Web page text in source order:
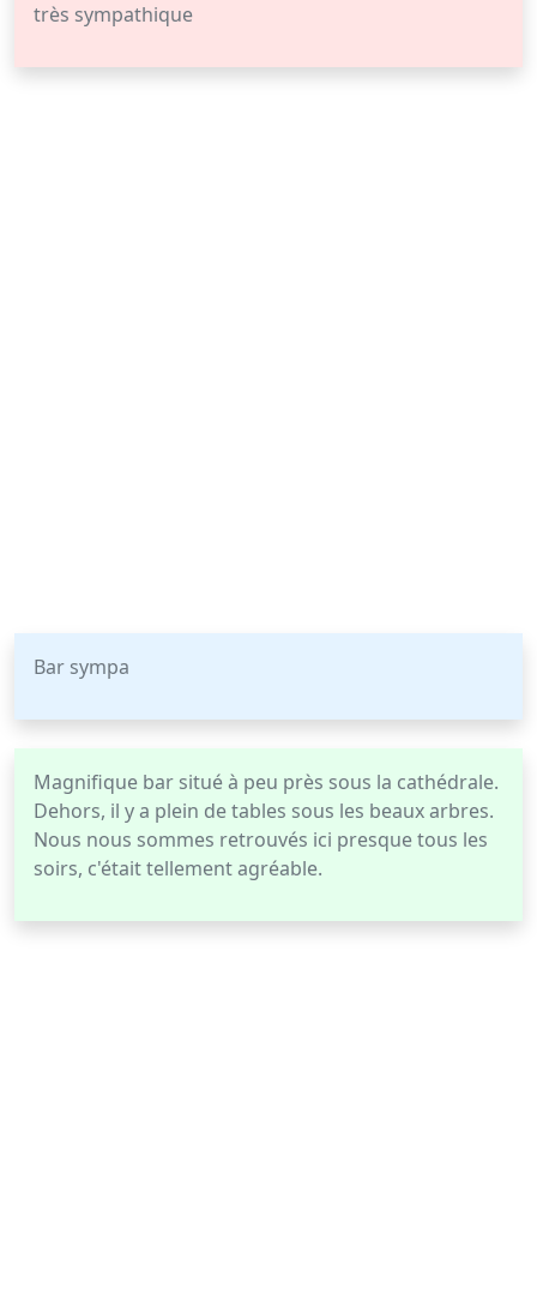
très sympathique
Bar sympa
Magnifique bar situé à peu près sous la cathédrale.
Dehors, il y a plein de tables sous les beaux arbres.
Nous nous sommes retrouvés ici presque tous les
soirs, c'était tellement agréable.